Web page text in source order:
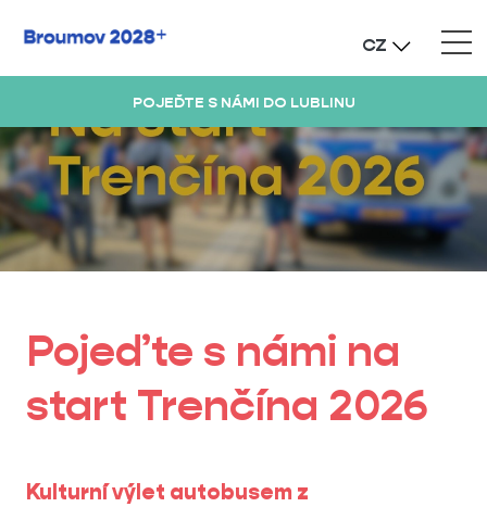
CZ
POJEĎTE S NÁMI DO LUBLINU
Pojeďte s námi na
start Trenčína 2026
​Kulturní výlet autobusem z